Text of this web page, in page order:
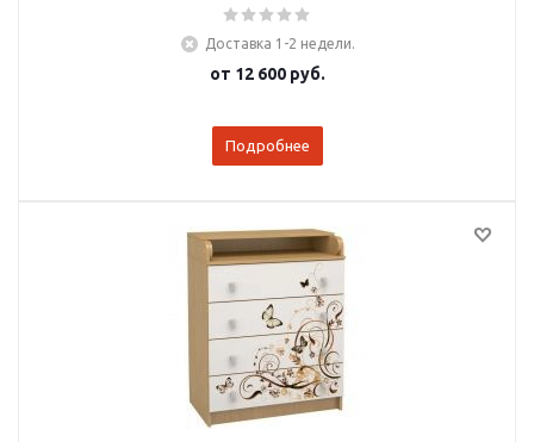
Доставка 1-2 недели.
от 12 600 руб.
Подробнее